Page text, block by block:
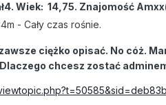
Wiek: 14,75. Znajomość
- Cały czas rośnie.
ciężko opisać. No cóż.
chcesz zostać